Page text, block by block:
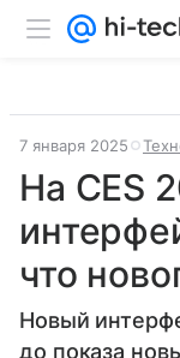
7 января 2025
На CES
что
Новый
до показа